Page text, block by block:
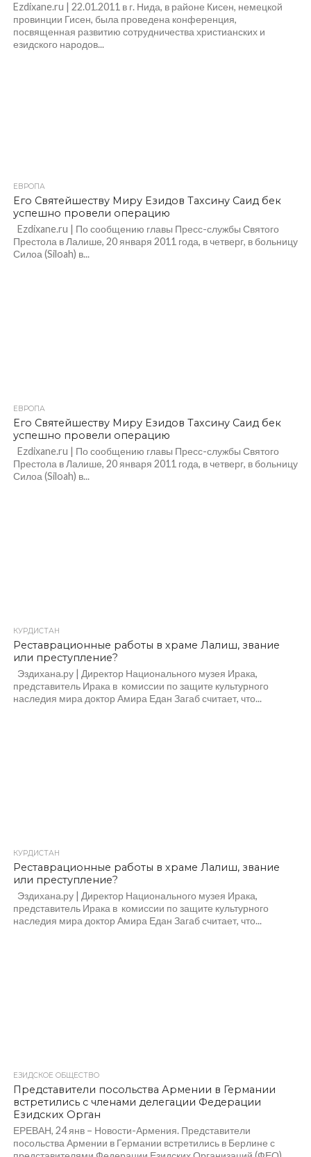
Ezdixane.ru | 22.01.2011 в г. Нида, в районе Кисен, немецкой
провинции Гисен, была проведена конференция,
посвященная развитию сотрудничества христианских и
езидского народов...
ЕВРОПА
Его Святейшеству Миру Езидов Тахсину Саид бек
успешно провели операцию
Ezdixane.ru | По сообщению главы Пресс-службы Святого
Престола в Лалише, 20 января 2011 года, в четверг, в больницу
Силоа (Siloah) в...
ЕВРОПА
Его Святейшеству Миру Езидов Тахсину Саид бек
успешно провели операцию
Ezdixane.ru | По сообщению главы Пресс-службы Святого
Престола в Лалише, 20 января 2011 года, в четверг, в больницу
Силоа (Siloah) в...
КУРДИСТАН
Реставрационные работы в храме Лалиш, звание
или преступление?
Эздихана.ру | Директор Национального музея Ирака,
представитель Ирака в комиссии по защите культурного
наследия мира доктор Амира Едан Загаб считает, что...
КУРДИСТАН
Реставрационные работы в храме Лалиш, звание
или преступление?
Эздихана.ру | Директор Национального музея Ирака,
представитель Ирака в комиссии по защите культурного
наследия мира доктор Амира Едан Загаб считает, что...
ЕЗИДСКОЕ ОБЩЕСТВО
Представители посольства Армении в Германии
встретились с членами делегации Федерации
Езидских Орган
ЕРЕВАН, 24 янв – Новости-Армения. Представители
посольства Армении в Германии встретились в Берлине с